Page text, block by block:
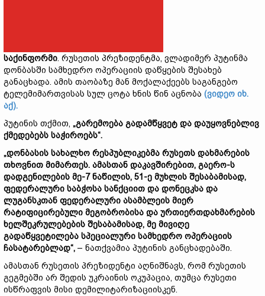
საქინფორმი. რუსეთის პრეზიდენტმა, ვლადიმერ პუტინმა
დონბასში სამხედრო ოპერაციის დაწყების შესახებ
განაცხადა. ამის თაობაზე მან მოქალაქეებს საგანგებო
ტელემიმართვისას სულ ცოტა ხნის წინ აცნობა (ვიდეო იხ.
აქ).
პუტინის თქმით, „გარემოება გადამწყვეტ და დაუყოვნებლივ
ქმედებებს საჭიროებს“.
„დონბასის სახალხო რესპუბლიკებმა რუსეთს დახმარების
თხოვნით მიმართეს. ამასთან დაკავშირებით, გაერო-ს
დადგენილების მე-7 ნაწილის, 51-ე მუხლის შესაბამისად,
ფედერალური საბჭოსა სანქციით და დონეცკსა და
ლუგანსკთან ფედერალური ასამბლეის მიერ
რატიფიცირებული მეგობრობისა და ურთიერთდახმარების
ხელშეკრულებების შესაბამისად, მე მივიღე
გადაწყვეტილება სპეციალური სამხედრო ოპერაციის
ჩასატარებლად“, – ნათქვამია პუტინის განცხადებაში.
ამასთან რუსეთის პრეზიდენტი აღნიშნავს, რომ რუსეთის
გეგმებში არ შედის უკრაინის ოკუპაცია, თუმცა რუსეთი
ისწრაფვის მისი დემილიტარიზაციისკენ.